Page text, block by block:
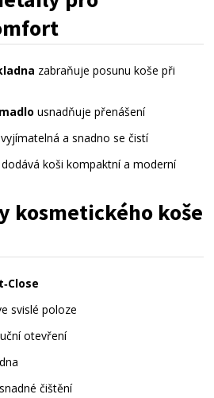
zabraňuje posunu koše při
usnadňuje přenášení
a snadno se čistí
dodává koši kompaktní a moderní
kosmetického koše
svislé poloze
otevření
čištění